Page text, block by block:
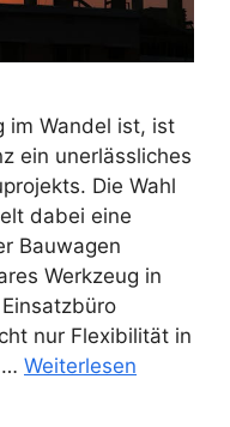
im Wandel ist, ist
ein unerlässliches
Die Wahl
dabei eine
Bauwagen
Werkzeug in
nur Flexibilität in
… Weiterlesen